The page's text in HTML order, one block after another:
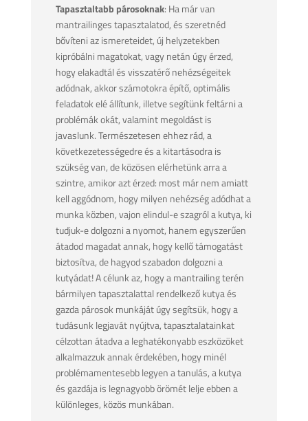
Tapasztaltabb párosoknak: Ha már van
mantrailinges tapasztalatod, és szeretnéd
bővíteni az ismereteidet, új helyzetekben
kipróbálni magatokat, vagy netán úgy érzed,
hogy elakadtál és visszatérő nehézségeitek
adódnak, akkor számotokra építő, optimális
feladatok elé állítunk, illetve segítünk feltárni a
problémák okát, valamint megoldást is
javaslunk. Természetesen ehhez rád, a
következetességedre és a kitartásodra is
szükség van, de közösen elérhetünk arra a
szintre, amikor azt érzed: most már nem amiatt
kell aggódnom, hogy milyen nehézség adódhat a
munka közben, vajon elindul-e szagról a kutya, ki
tudjuk-e dolgozni a nyomot, hanem egyszerűen
átadod magadat annak, hogy kellő támogatást
biztosítva, de hagyod szabadon dolgozni a
kutyádat! A célunk az, hogy a mantrailing terén
bármilyen tapasztalattal rendelkező kutya és
gazda párosok munkáját úgy segítsük, hogy a
tudásunk legjavát nyújtva, tapasztalatainkat
célzottan átadva a leghatékonyabb eszközöket
alkalmazzuk annak érdekében, hogy minél
problémamentesebb legyen a tanulás, a kutya
és gazdája is legnagyobb örömét lelje ebben a
különleges, közös munkában.